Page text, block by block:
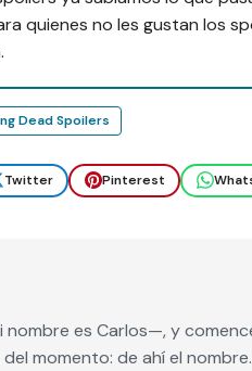
quienes no les gustan los
Dead Spoilers
Twitter Pinterest
es Carlos—, y
momento: de ahí el